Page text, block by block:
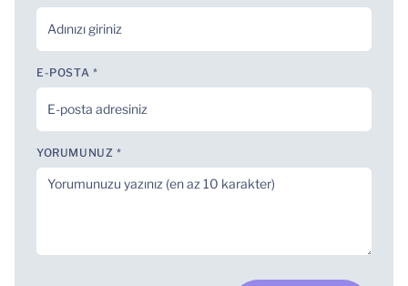
E-POSTA *
YORUMUNUZ *